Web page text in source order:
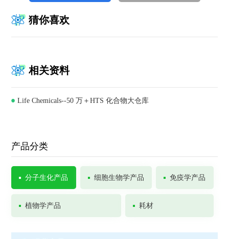
猜你喜欢
相关资料
Life Chemicals--50 万＋HTS 化合物大仓库
产品分类
分子生化产品 细胞生物学产品 免疫学产品
植物学产品 耗材